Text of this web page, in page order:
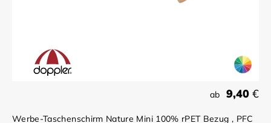
ab 9,40 €
Werbe-Taschenschirm Nature Mini 100% rPET Bezug , PFC